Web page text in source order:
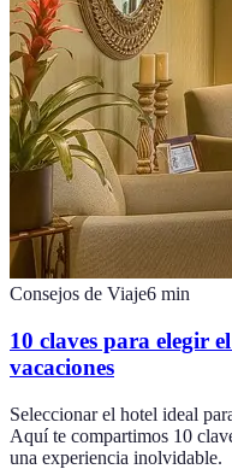
Consejos de Viaje6 min
10 claves para elegir
vacaciones
Seleccionar el hotel ideal
Aquí te compartimos 10
una experiencia inolvidable.